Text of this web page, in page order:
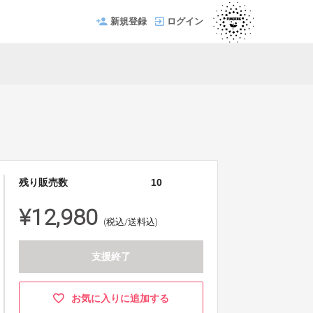
新規登録 ログイン
残り販売数 10
¥12,980 (税込/送料込)
支援終了
お気に入りに追加する